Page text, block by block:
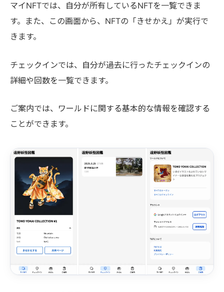
マイNFTでは、自分が所有しているNFTを一覧できま
す。また、この画面から、NFTの「きせかえ」が実行で
きます。
チェックインでは、自分が過去に行ったチェックインの
詳細や回数を一覧できます。
ご案内では、ワールドに関する基本的な情報を確認する
ことができます。